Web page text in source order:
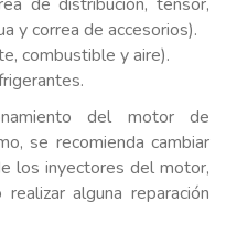
de distribución, tensor,
y correa de accesorios).
combustible y aire).
del motor de
se recomienda cambiar
los inyectores del motor,
alguna reparación